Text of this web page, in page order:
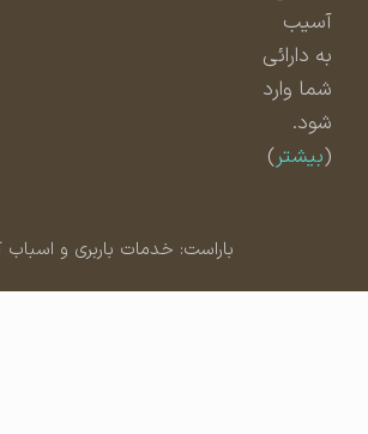
آسیب
به دارائی
شما وارد
شود.
بیشتر)
باراست: خدمات باربری و اسباب کشی